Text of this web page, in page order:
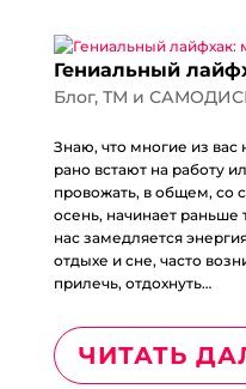
Гениальный
Блог, ТМ и
Знаю, что многие из
рано встают на работу
провожать, в общем, со
осень, начинает раньше
нас замедляется
отдыхе и сне, часто
прилечь, отдохнуть…
ЧИТАТЬ